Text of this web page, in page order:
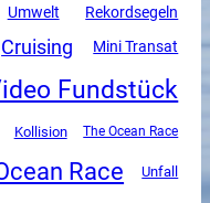
Umwelt Rekordsegeln
Cruising Mini Transat
Fundstück
Kollision The Ocean Race
Race Unfall